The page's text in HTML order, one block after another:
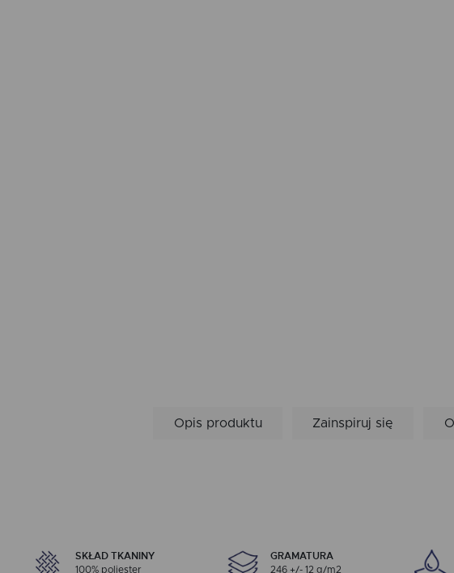
Opis produktu Zainspiruj się
SKŁAD TKANINY
100% poliester
GRAMATURA
246 +/- 12 g/m2